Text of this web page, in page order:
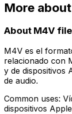
More about
About M4V
M4V es el
relacionado con
y de dispositivos
de audio.
Common uses:
dispositivos